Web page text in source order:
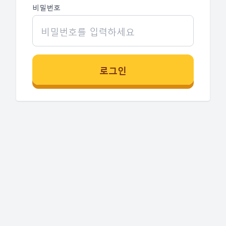
비밀번호
로그인